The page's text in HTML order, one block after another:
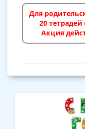
Для
20
Акция